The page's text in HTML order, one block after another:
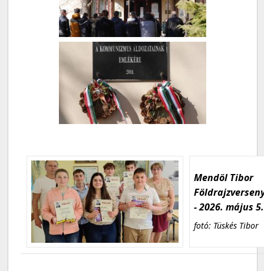
Mendöl Tibor
- 2026. május 5.
fotó: Tüskés Tibor